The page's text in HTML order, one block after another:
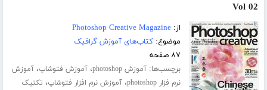
Vol 02
از:Photoshop Creative Magazine
موضوع:کتاب‌های آموزش گرافیک
۸۷ صفحه
برچسب‌ها:آموزش photoshop ،آموزش فتوشاپ،آموزش
نرم فزار photoshop
،آموزش نرم افزار فتوشاپ، تکنیک